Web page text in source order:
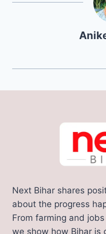
Next Bihar shares
about the progress
From farming and
we show how Bihar is